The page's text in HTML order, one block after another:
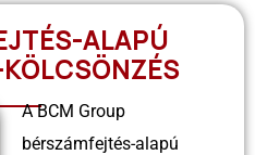
ALAPÚ
A BCM Group
bérszámfejtés-alapú